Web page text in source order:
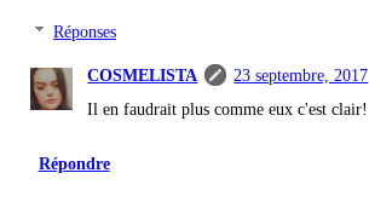
Réponses
COSMELISTA
23 septembre, 2017
Il en faudrait plus comme eux c'est clair!
Répondre